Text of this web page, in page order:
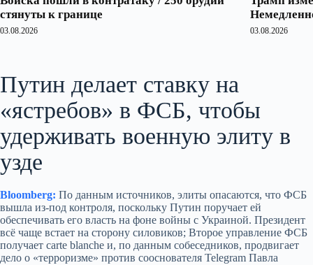
стянуты к границе
03.08.2026 03.08.2026
Путин делает ставку на
«ястребов» в ФСБ, чтобы
удерживать военную элиту в
узде
Bloomberg: По данным источников, элиты опасаются, что ФСБ
вышла из‑под контроля, поскольку Путин поручает ей
обеспечивать его власть на фоне войны с Украиной. Президент
всё чаще встает на сторону силовиков; Второе управление ФСБ
получает carte blanche и, по данным собеседников, продвигает
дело о «терроризме» против сооснователя Telegram Павла